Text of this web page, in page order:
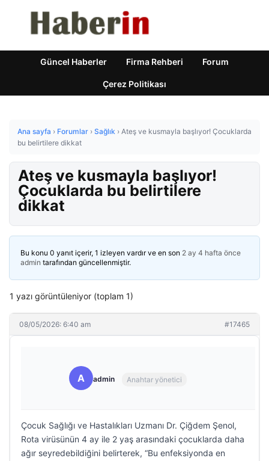
Güncel Haberler Firma Rehberi Forum
Çerez Politikası
Ana sayfa › Forumlar › Sağlık › Ateş ve kusmayla başlıyor! Çocuklarda
bu belirtilere dikkat
Ateş ve kusmayla başlıyor!
Çocuklarda bu belirtilere
dikkat
Bu konu 0 yanıt içerir, 1 izleyen vardır ve en son 2 ay 4 hafta önce
admin tarafından güncellenmiştir.
1 yazı görüntüleniyor (toplam 1)
08/05/2026: 6:40 am #17465
A admin Anahtar yönetici
Çocuk Sağlığı ve Hastalıkları Uzmanı Dr. Çiğdem Şenol,
Rota virüsünün 4 ay ile 2 yaş arasındaki çocuklarda daha
ağır seyredebildiğini belirterek, “Bu enfeksiyonda en